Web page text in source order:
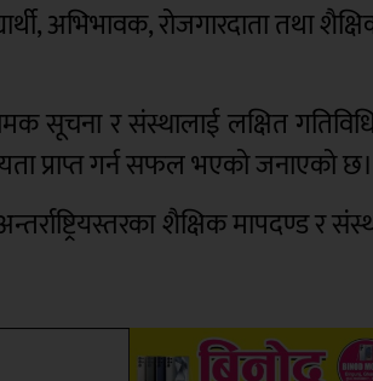
अभिभावक, रोजगारदाता तथा
र संस्थालाई लक्षित गतिविधिका
प्राप्त गर्न सफल भएको जनाएको छ।
शैक्षिक मापदण्ड र